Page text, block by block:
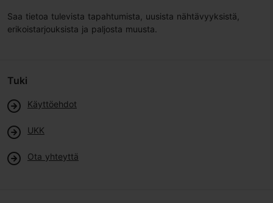
Saa tietoa tulevista tapahtumista, uusista nähtävyyksistä,
erikoistarjouksista ja paljosta muusta.
Tuki
Käyttöehdot
UKK
Ota yhteyttä